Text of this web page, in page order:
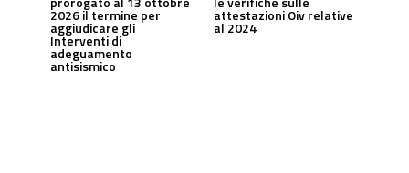
2026 il termine per
aggiudicare gli
Interventi di
adeguamento
antisismico
attestazioni Oiv relative
al 2024